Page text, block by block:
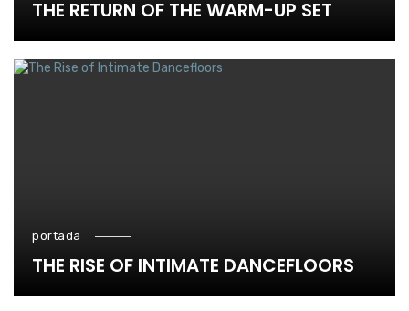
THE RETURN OF THE WARM-UP SET
portada
THE RISE OF INTIMATE DANCEFLOORS